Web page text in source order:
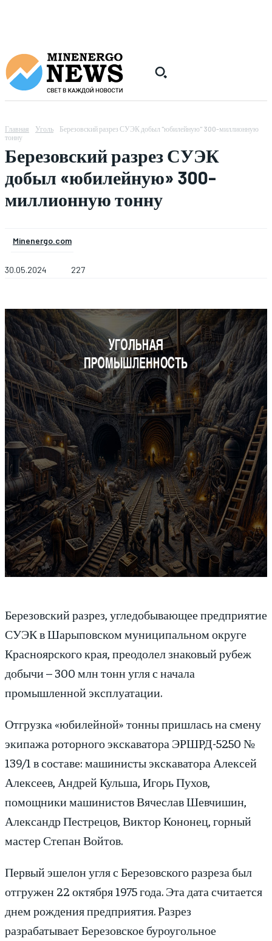
Главная Уголь
Березовский разрез СУЭК добыл "юбилейную" 300-миллионную
тонну
Березовский разрез СУЭК
добыл «юбилейную» 300-
миллионную тонну
Minenergo.com
30.05.2024 227
Березовский разрез, угледобывающее предприятие
СУЭК в Шарыповском муниципальном округе
Красноярского края, преодолел знаковый рубеж
добычи – 300 млн тонн угля с начала
промышленной эксплуатации.
Отгрузка «юбилейной» тонны пришлась на смену
экипажа роторного экскаватора ЭРШРД-5250 №
139/1 в составе: машинисты экскаватора Алексей
Алексеев, Андрей Кульша, Игорь Пухов,
помощники машинистов Вячеслав Шевчишин,
Александр Пестрецов, Виктор Кононец, горный
мастер Степан Войтов.
Первый эшелон угля с Березовского разреза был
отгружен 22 октября 1975 года. Эта дата считается
днем рождения предприятия. Разрез
разрабатывает Березовское буроугольное